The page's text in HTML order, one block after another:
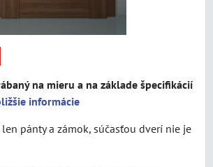
na mieru a na základe špecifikácií
informácie
pánty a zámok, súčasťou dverí nie je